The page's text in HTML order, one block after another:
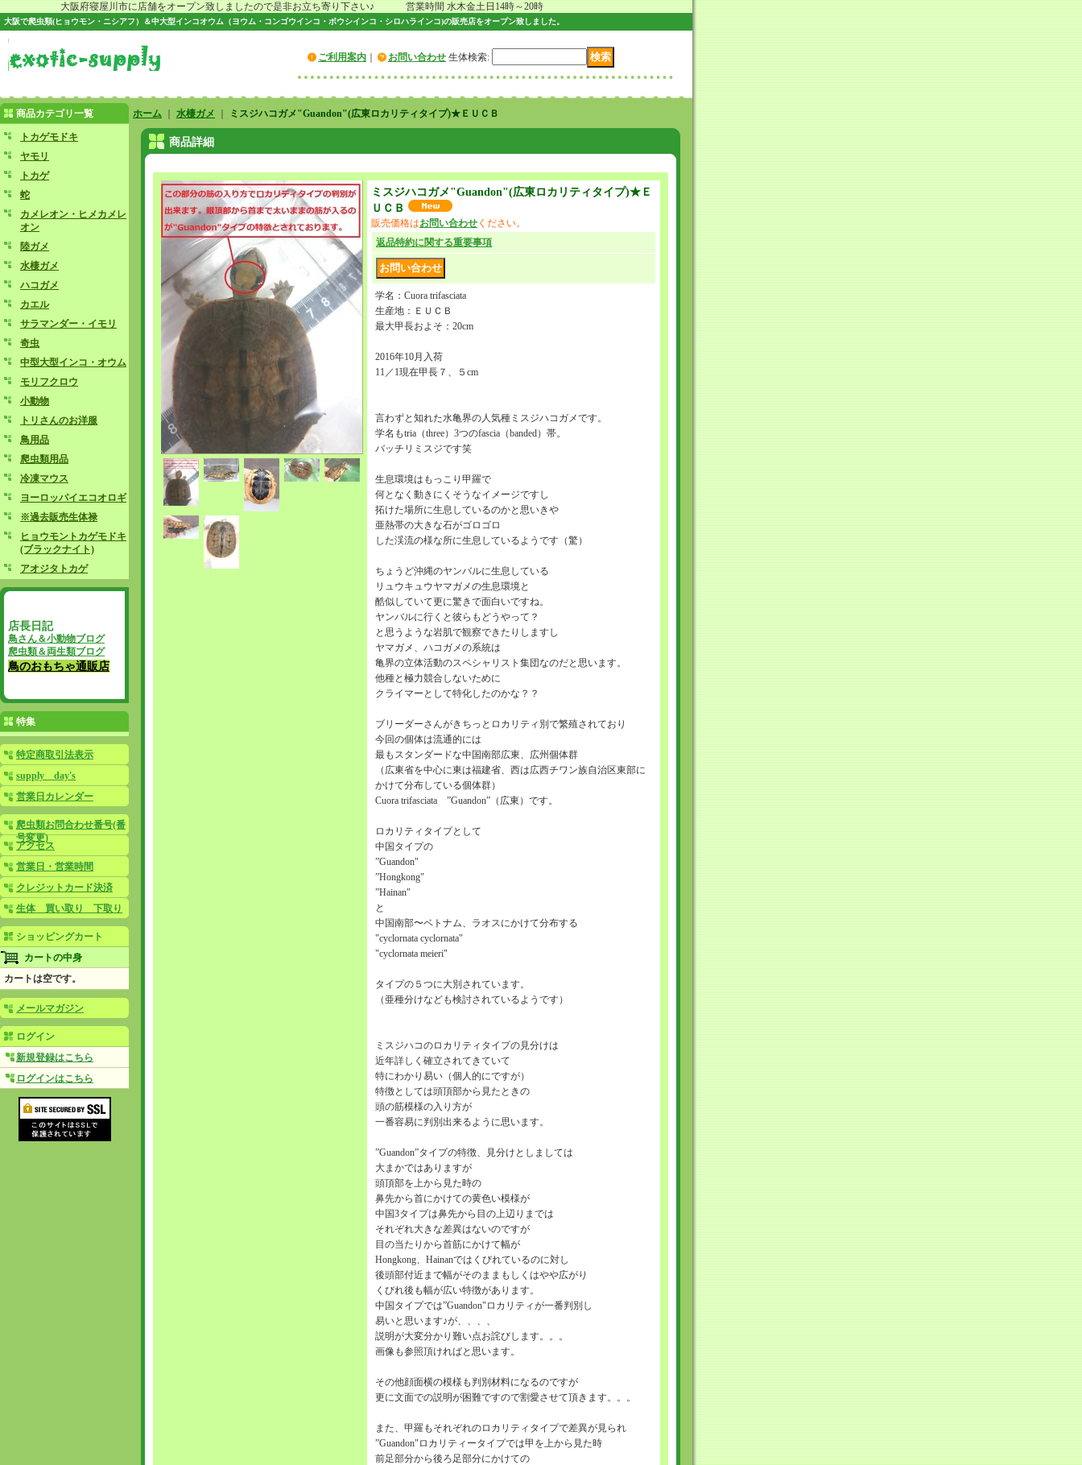
大阪府寝屋川市に店舗をオープン致しましたので是非お立ち寄り下さい♪ 営業時間 水木金土日14時～20時
大阪で爬虫類(ヒョウモン・ニシアフ）＆中大型インコオウム（ヨウム・コンゴウインコ・ボウシインコ・シロハラインコ)の販売店をオープン致しました。
ご利用案内 お問い合わせ 生体検索:
商品カテゴリ一覧
トカゲモドキ
ヤモリ
トカゲ
蛇
カメレオン・ヒメカメレ
オン
陸ガメ
水棲ガメ
ハコガメ
カエル
サラマンダー・イモリ
奇虫
中型大型インコ・オウム
モリフクロウ
小動物
トリさんのお洋服
鳥用品
爬虫類用品
冷凍マウス
ヨーロッパイエコオロギ
※過去販売生体禄
ヒョウモントカゲモドキ
(ブラックナイト)
アオジタトカゲ
店長日記
鳥さん＆小動物ブログ
爬虫類＆両生類ブログ
鳥のおもちゃ通販店
特集
特定商取引法表示
supply day's
営業日カレンダー
爬虫類お問合わせ番号(番
号変更)
アクセス
営業日・営業時間
クレジットカード決済
生体 買い取り 下取り
ショッピングカート
カートの中身
カートは空です。
メールマガジン
ログイン
新規登録はこちら
ログインはこちら
ホーム 水棲ガメ ミスジハコガメ"Guandon"(広東ロカリティタイプ)★ＥＵＣＢ
商品詳細
ミスジハコガメ"Guandon"(広東ロカリティタイプ)★Ｅ
ＵＣＢ
販売価格はお問い合わせ ください。
返品特約に関する重要事項
学名：Cuora trifasciata
生産地：ＥＵＣＢ
最大甲長およそ：20cm
2016年10月入荷
11／1現在甲長７、５cm
言わずと知れた水亀界の人気種ミスジハコガメです。
学名もtria（three）3つのfascia（banded）帯。
バッチリミスジです笑
生息環境はもっこり甲羅で
何となく動きにくそうなイメージですし
拓けた場所に生息しているのかと思いきや
亜熱帯の大きな石がゴロゴロ
した渓流の様な所に生息しているようです（驚）
ちょうど沖縄のヤンバルに生息している
リュウキュウヤマガメの生息環境と
酷似していて更に驚きで面白いですね。
ヤンバルに行くと彼らもどうやって？
と思うような岩肌で観察できたりしますし
ヤマガメ、ハコガメの系統は
亀界の立体活動のスペシャリスト集団なのだと思います。
他種と極力競合しないために
クライマーとして特化したのかな？？
ブリーダーさんがきちっとロカリティ別で繁殖されており
今回の個体は流通的には
最もスタンダードな中国南部広東、広州個体群
（広東省を中心に東は福建省、西は広西チワン族自治区東部に
かけて分布している個体群）
Cuora trifasciata ”Guandon”（広東）です。
ロカリティタイプとして
中国タイプの
”Guandon"
”Hongkong"
”Hainan"
と
中国南部〜ベトナム、ラオスにかけて分布する
"cyclornata cyclornata"
"cyclornata meieri"
タイプの５つに大別されています。
（亜種分けなども検討されているようです）
ミスジハコのロカリティタイプの見分けは
近年詳しく確立されてきていて
特にわかり易い（個人的にですが）
特徴としては頭頂部から見たときの
頭の筋模様の入り方が
一番容易に判別出来るように思います。
”Guandon”タイプの特徴、見分けとしましては
大まかではありますが
頭頂部を上から見た時の
鼻先から首にかけての黄色い模様が
中国3タイプは鼻先から目の上辺りまでは
それぞれ大きな差異はないのですが
目の当たりから首筋にかけて幅が
Hongkong、Hainanではくびれているのに対し
後頭部付近まで幅がそのままもしくはやや広がり
くびれ後も幅が広い特徴があります。
中国タイプでは”Guandon"ロカリティが一番判別し
易いと思います♪が、、、、
説明が大変分かり難い点お詫びします。。。
画像も参照頂ければと思います。
その他顔面横の模様も判別材料になるのですが
更に文面での説明が困難ですので割愛させて頂きます。。。
また、甲羅もそれぞれのロカリティタイプで差異が見られ
”Guandon"ロカリティータイプでは甲を上から見た時
前足部分から後ろ足部分にかけての